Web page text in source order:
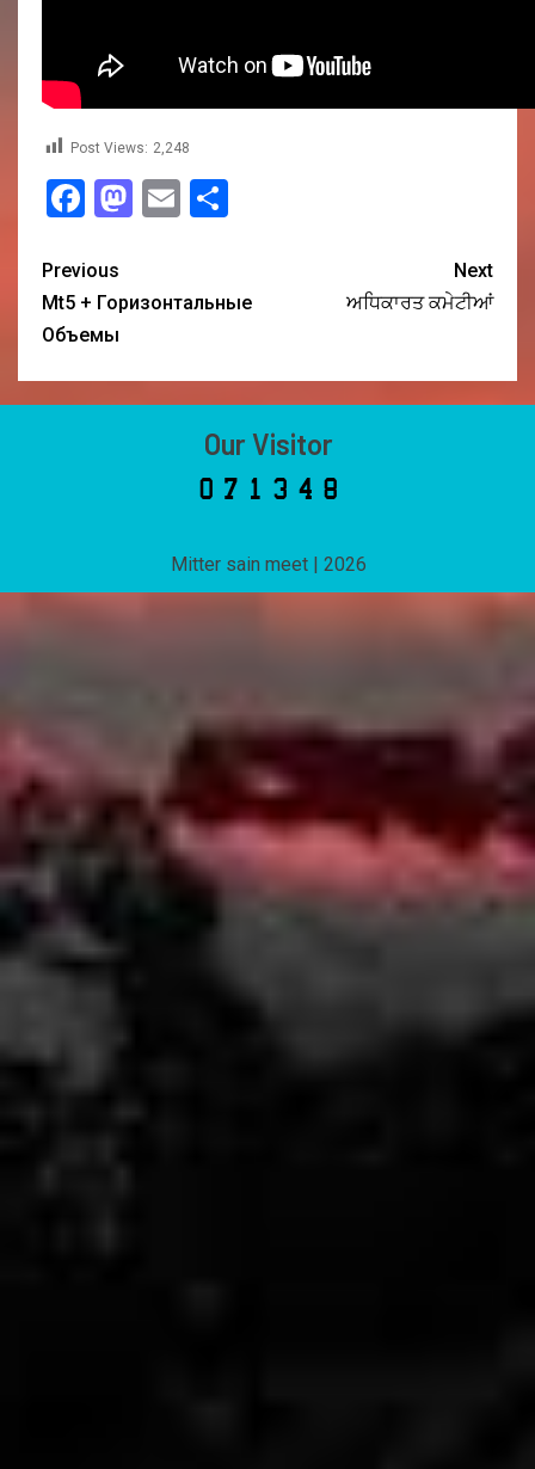
Post Views: 2,248
Facebook
Mastodon
Email
Previous
Mt5 + Горизонтальные
Объемы
Next
ਅਧਿਕਾਰਤ ਕਮੇਟੀਆਂ
Our Visitor
Mitter sain meet |2026